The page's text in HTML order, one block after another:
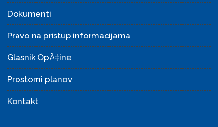
Dokumenti
Pravo na pristup informacijama
Glasnik OpÄ‡ine
Prostorni planovi
Kontakt